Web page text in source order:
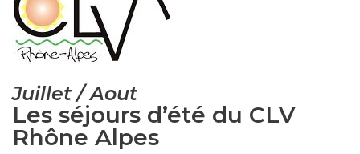
Juillet / Aout
Les séjours d’été du CLV
Rhône Alpes